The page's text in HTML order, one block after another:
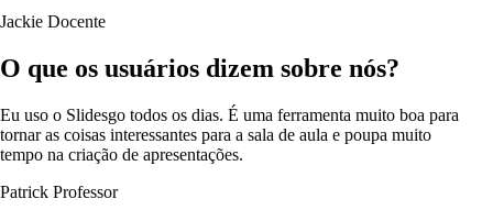
Jackie Docente
O que os usuários dizem sobre nós?
Eu uso o Slidesgo todos os dias. É uma ferramenta muito boa para
tornar as coisas interessantes para a sala de aula e poupa muito
tempo na criação de apresentações.
Patrick Professor